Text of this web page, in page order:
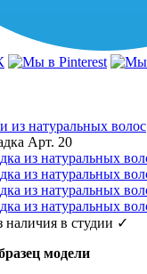
из натуральных волос
Арт. 20
в студии ✓
модели